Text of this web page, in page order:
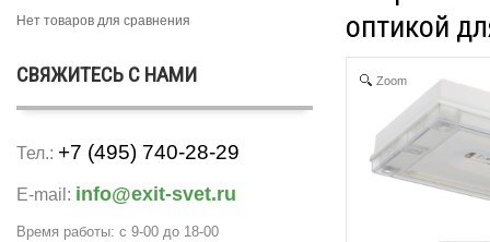
Нет товаров для сравнения
СВЯЖИТЕСЬ С НАМИ
Тел.: +7 (495) 740-28-29
E-mail: info@exit-svet.ru
Время работы: с 9-00 до 18-00
оптикой
Zoom